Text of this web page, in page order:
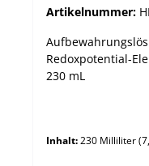
Artikelnummer:
Redoxpotential-
230 mL
Inhalt:230 Milliliter